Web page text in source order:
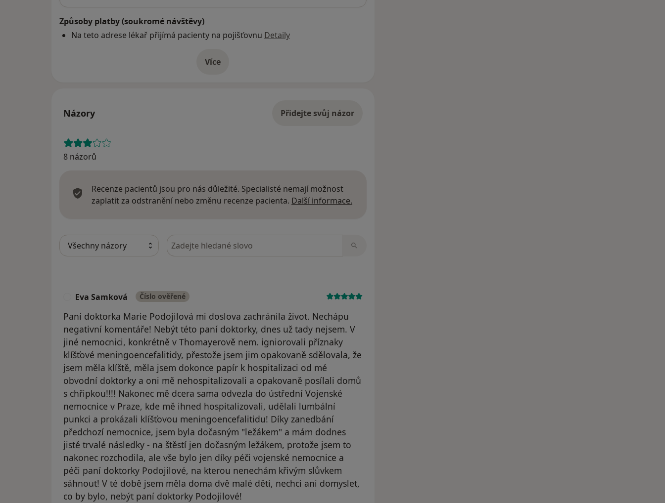
Způsoby platby (soukromé návštěvy)
Na teto adrese lékař přijímá pacienty na pojišťovnu Detaily
Víceo adrese
Názory Přidejte svůj názor
8 názorů
Recenze pacientů jsou pro nás důležité. Specialisté nemají možnost
zaplatit za odstranění nebo změnu recenze pacienta. Další informace.
Hledejte v názorech
Eva Samková Číslo ověřené
Paní doktorka Marie Podojilová mi doslova zachránila život. Nechápu
negativní komentáře! Nebýt této paní doktorky, dnes už tady nejsem. V
jiné nemocnici, konkrétně v Thomayerově nem. igniorovali příznaky
klíšťové meningoencefalitidy, přestože jsem jim opakovaně sdělovala, že
jsem měla klíště, měla jsem dokonce papír k hospitalizaci od mé
obvodní doktorky a oni mě nehospitalizovali a opakovaně posílali domů
s chřipkou!!!! Nakonec mě dcera sama odvezla do ústřední Vojenské
nemocnice v Praze, kde mě ihned hospitalizovali, udělali lumbální
punkci a prokázali klíšťovou meningoencefalitidu! Díky zanedbání
předchozí nemocnice, jsem byla dočasným "ležákem" a mám dodnes
jisté trvalé následky - na štěstí jen dočasným ležákem, protože jsem to
nakonec rozchodila, ale vše bylo jen díky péči vojenské nemocnice a
péči paní doktorky Podojilové, na kterou nenechám křivým slůvkem
sáhnout! V té době jsem měla doma dvě malé děti, nechci ani domyslet,
co by bylo, nebýt paní doktorky Podojilové!